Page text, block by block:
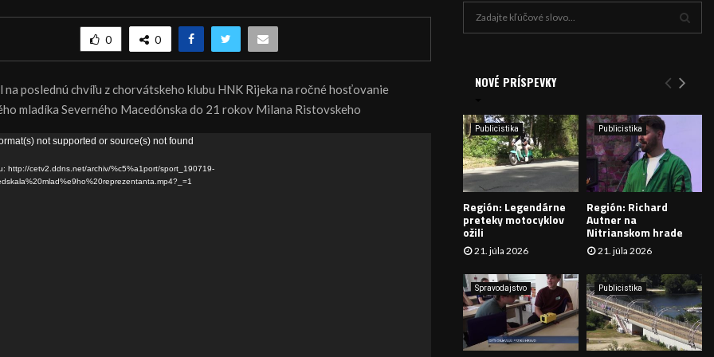
0 0
na poslednú chvíľu z chorvátskeho klubu HNK Rijeka na ročné hosťovanie
mladíka Severného Macedónska do 21 rokov Milana Ristovskeho
not supported or source(s) not found
http://cetv2.ddns.net/archiv/%c5%a1port/sport_190719-
e
:
Y
H
A
Á
V
A
N
NOVÉ PRÍSPEVKY
Publicistika
Región: Legendárne
preteky motocyklov
ožili
21. júla 2026
Publicistika
Región: Richard
Autner na
Nitrianskom hrade
21. júla 2026
Spravodajstvo Publicistika